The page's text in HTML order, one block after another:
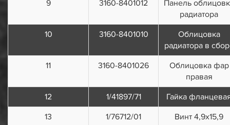
9 3160-8401012
Панель
радиатора
10
3160-8401010
Облицовка
радиатора в
11
3160-8401026
Облицовка фар
правая
12
1/41897/71
Гайка
13
1/76712/01
Винт 4,9х15,9